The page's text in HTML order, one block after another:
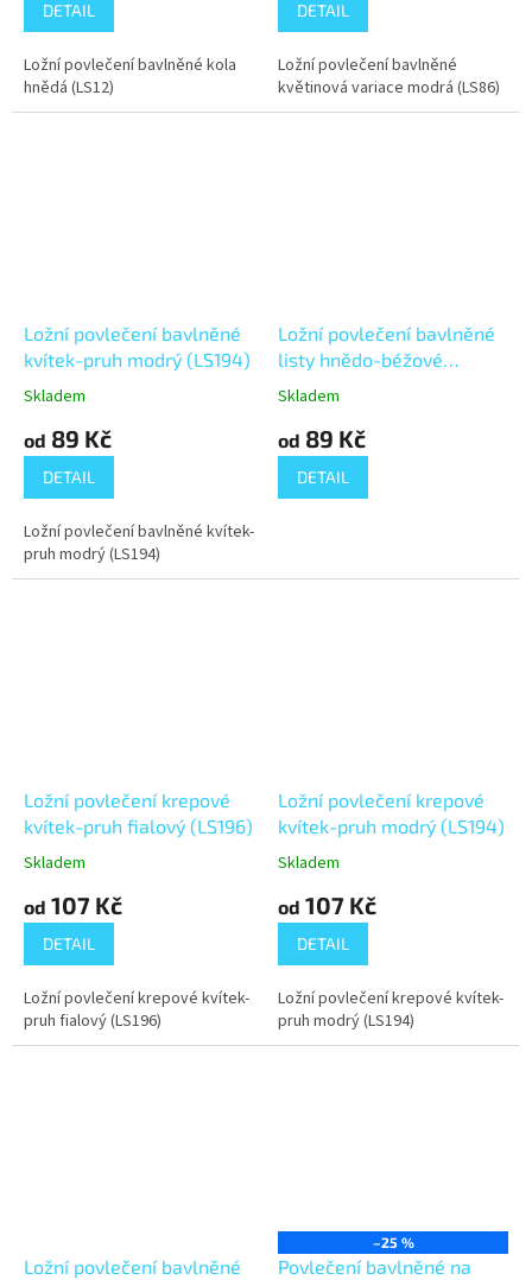
DETAIL
Ložní povlečení bavlněné kola
hnědá (LS12)
DETAIL
Ložní povlečení bavlněné
květinová variace modrá (LS86)
Ložní povlečení bavlněné
kvítek-pruh modrý (LS194)
Skladem
od 89 Kč
DETAIL
Ložní povlečení bavlněné kvítek-
pruh modrý (LS194)
Ložní povlečení bavlněné
listy hnědo-béžové
(LS160)
Skladem
od 89 Kč
DETAIL
Ložní povlečení krepové
kvítek-pruh fialový (LS196)
Skladem
od 107 Kč
DETAIL
Ložní povlečení krepové kvítek-
pruh fialový (LS196)
Ložní povlečení krepové
kvítek-pruh modrý (LS194)
Skladem
od 107 Kč
DETAIL
Ložní povlečení krepové kvítek-
pruh modrý (LS194)
Ložní povlečení bavlněné
–25 %
Povlečení bavlněné na